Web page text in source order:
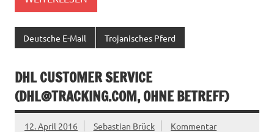
Deutsche E-Mail Trojanisches Pferd
DHL CUSTOMER SERVICE
(DHL@TRACKING.COM, OHNE BETREFF)
12. April 2016 Sebastian Brück
Kommentar